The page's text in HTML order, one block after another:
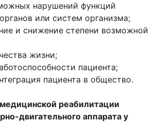
нарушений функций
или систем организма;
и снижение степени возможной
жизни;
пациента;
пациента в общество.
реабилитации
двигательного аппарата у